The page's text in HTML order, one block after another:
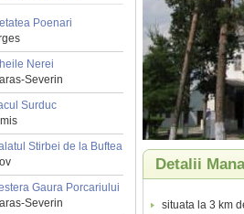
Poenari
Nerei
Severin
Surduc
Stirbei de la Buftea
Gaura Porcariului
Severin
Detalii
situata la 3 km